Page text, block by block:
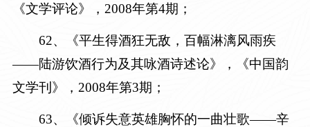
《文学评论》， 2008年第4期 ；
62、《平生得酒狂无敌，百幅淋漓风雨疾
——陆游饮酒行为及其咏酒诗述论》，《中国韵
文学刊》， 2008年第3期 ；
63、《倾诉失意英雄胸怀的一曲壮歌——辛